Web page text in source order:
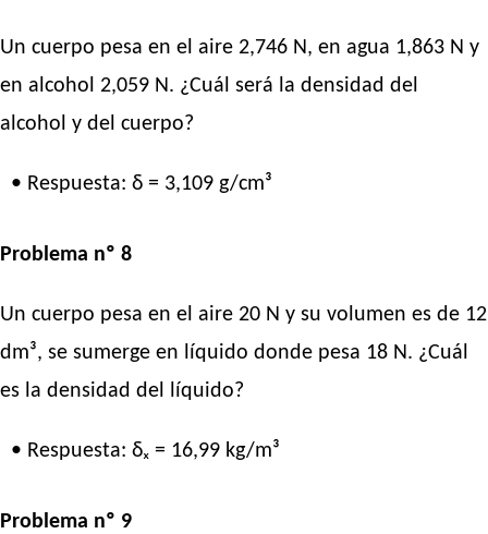
Un cuerpo pesa en el aire 2,746 N, en agua 1,863 N y
en alcohol 2,059 N. ¿Cuál será la densidad del
alcohol y del cuerpo?
• Respuesta: δ = 3,109 g/cm³
Problema nº 8
Un cuerpo pesa en el aire 20 N y su volumen es de 12
dm³, se sumerge en líquido donde pesa 18 N. ¿Cuál
es la densidad del líquido?
• Respuesta: δₓ = 16,99 kg/m³
Problema nº 9